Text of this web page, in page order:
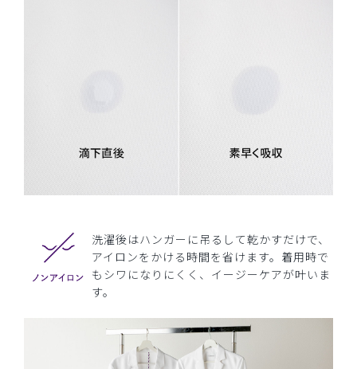
洗濯後はハンガーに吊るして乾かすだけで、
アイロンをかける時間を省けます。着用時で
もシワになりにくく、イージーケアが叶いま
す。